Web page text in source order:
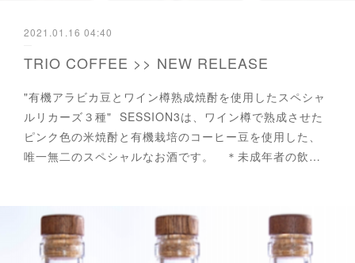
2021.01.16 04:40
TRIO COFFEE >> NEW RELEASE
"有機アラビカ豆とワイン樽熟成焼酎を使用したスペシャ
ルリカーズ３種" SESSION3は、ワイン樽で熟成させた
ピンク色の米焼酎と有機栽培のコーヒー豆を使用した、
唯一無二のスペシャルなお酒です。 ＊未成年者の飲…